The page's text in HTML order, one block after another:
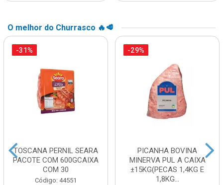
O melhor do Churrasco 🔥🥩
-31%
TOSCANA PERNIL SEARA
PACOTE COM 600GCAIXA
COM 30
Código: 44551
-29%
PICANHA BOVINA
MINERVA PUL A CAIXA
±15KG(PECAS 1,4KG E
1,8KG...